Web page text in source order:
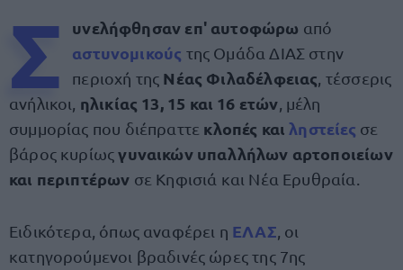
Σ υνελήφθησαν επ' αυτοφώρω από
αστυνομικούς της Ομάδα ΔΙΑΣ στην
περιοχή της Νέας Φιλαδέλφειας , τέσσερις
ανήλικοι, ηλικίας 13, 15 και 16 ετών , μέλη
συμμορίας που διέπραττε κλοπές και ληστείες σε
βάρος κυρίωςγυναικών υπαλλήλων αρτοποιείων
και περιπτέρων σε Κηφισιά και Νέα Ερυθραία.
Ειδικότερα, όπως αναφέρει η ΕΛΑΣ , οι
κατηγορούμενοι βραδινές ώρες της 7ης